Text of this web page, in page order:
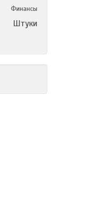
Финансы
Штуки